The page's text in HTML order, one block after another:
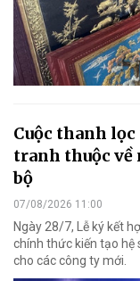
Cuộc thanh
tranh thuộc
bộ
07/08/2026 11:00
Ngày 28/7, Lễ ký kết
chính thức kiến tạo hệ
cho các công ty mới.